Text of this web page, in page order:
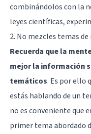
combinándolos con la
leyes científicas,
2. No mezcles temas
Recuerda que la
mejor la información
temáticos. Es por ello
estás hablando de un
no es conveniente que
primer tema abordado